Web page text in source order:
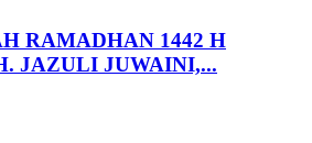
RAMADHAN 1442 H
JAZULI JUWAINI,...